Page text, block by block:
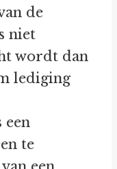
de
niet
wordt dan
lediging
een
te